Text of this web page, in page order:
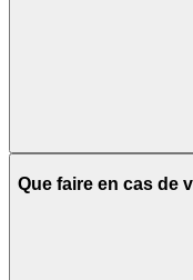
Que faire en cas de